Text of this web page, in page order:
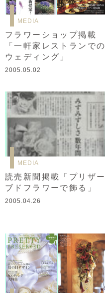
MEDIA
フラワーショップ掲載
「一軒家レストランでの
ウェディング」
2005.05.02
MEDIA
読売新聞掲載「プリザー
ブドフラワーで飾る」
2005.04.26